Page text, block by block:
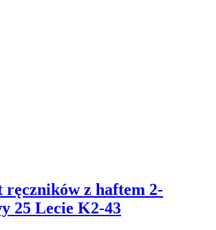
ręczników z haftem 2-
25 Lecie K2-43